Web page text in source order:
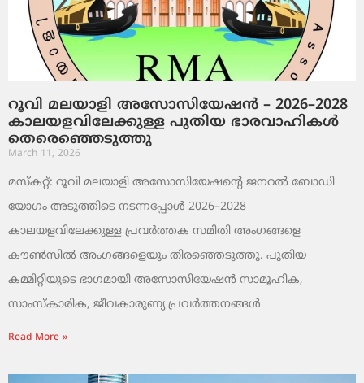
റൂവി മലയാളി അസോസിയേഷൻ – 2026–2028
കാലയളവിലേക്കുള്ള പുതിയ ഭാരവാഹികൾ
തെരെഞ്ഞെടുത്തു
March 11, 2026
മസ്കറ്റ്: റൂവി മലയാളി അസോസിയേഷന്റെ ജനറൽ ബോഡി
യോഗം അടുത്തിടെ നടന്നപ്പോൾ 2026–2028
കാലയളവിലേക്കുള്ള പ്രവർത്തക സമിതി അംഗങ്ങളെ
കൗൺസിൽ അംഗങ്ങളെയും തിരഞ്ഞെടുത്തു. പുതിയ
കമ്മിറ്റിയുടെ ഭാഗമായി അസോസിയേഷൻ സാമൂഹിക,
സാംസ്‌കാരിക, ജീവകാരുണ്യ പ്രവർത്തനങ്ങൾ
Read More »